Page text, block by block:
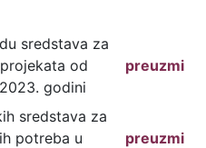
sredstava za
od
godini
preuzmi
sredstava za
potreba u
preuzmi